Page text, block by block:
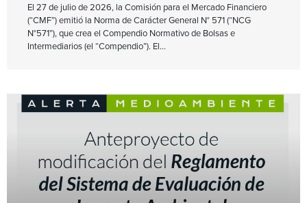
El 27 de julio de 2026, la Comisión para el Mercado Financiero
(“CMF”) emitió la Norma de Carácter General N° 571 (“NCG
N°571”), que crea el Compendio Normativo de Bolsas e
Intermediarios (el “Compendio”). El